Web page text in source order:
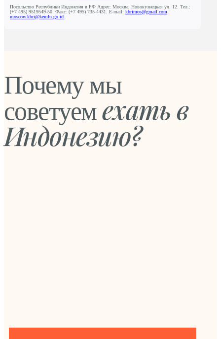
Посольство Республики Индонезия в РФ Адрес: Москва, Новокузнецкая ул. 12. Тел.:
(+7 495) 9519549-50. Факс: (+7 495) 735-4431. Е-mail: kbrimos@gmail.com
moscow.kbri@kemlu.go.id
Почему мы
советуемехать в
Индонезию?